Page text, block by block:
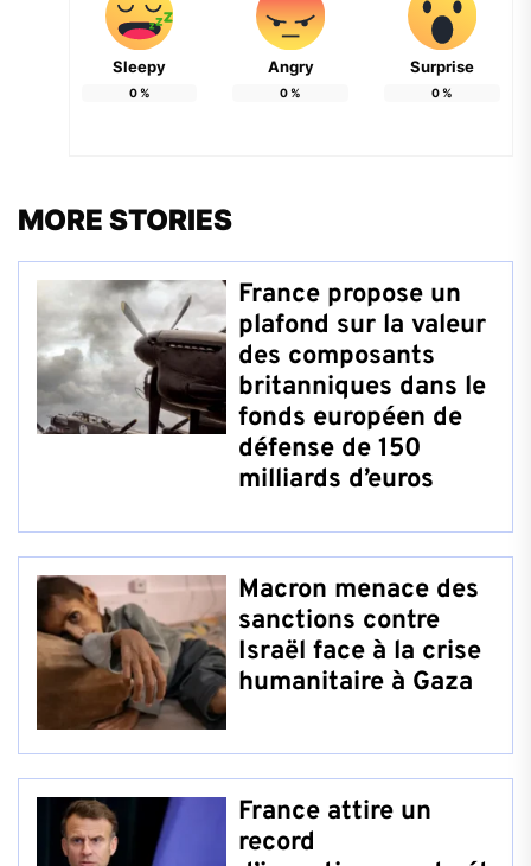
Sleepy
0%
Angry
0%
Surprise
0%
MORE STORIES
France propose un
plafond sur la valeur
des composants
britanniques dans le
fonds européen de
défense de 150
milliards d’euros
Macron menace des
sanctions contre
Israël face à la crise
humanitaire à Gaza
France attire un
record